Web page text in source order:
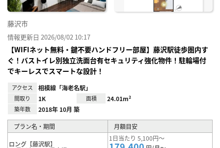
藤沢市
情報更新日 2026/08/02 10:17
【WIFIネット無料・鍵不要ハンドフリー部屋】藤沢駅徒歩圏内す
ぐ！バストイレ別独立洗面台有セキュリティ強化物件！駐輪場付
でキーレスでスマートな設計！
アクセス 相模線「海老名駅」
間取り 1K 面積 24.01m²
築年数 2018年 10月 築
プラン名・期間 月額目安
ロング【藤沢駅】
1日当たり 5,100円～